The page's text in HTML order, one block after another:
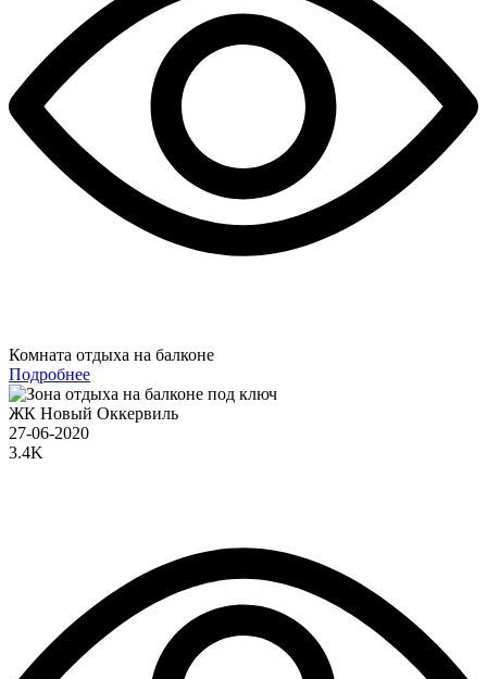
Комната отдыха на балконе
Подробнее
ЖК Новый Оккервиль
27-06-2020
3.4K